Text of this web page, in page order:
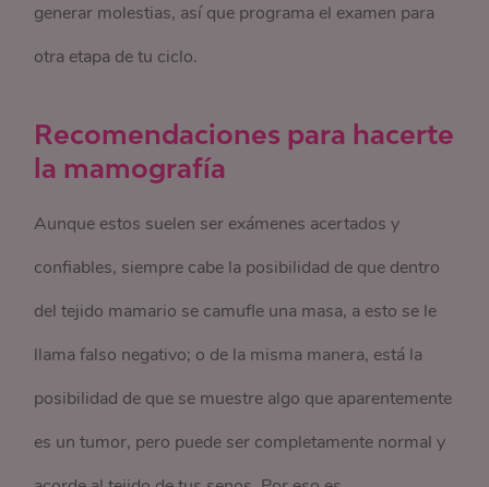
generar molestias, así que programa el examen para
otra etapa de tu ciclo.
Recomendaciones para hacerte
la mamografía
Aunque estos suelen ser exámenes acertados y
confiables, siempre cabe la posibilidad de que dentro
del tejido mamario se camufle una masa, a esto se le
llama falso negativo; o de la misma manera, está la
posibilidad de que se muestre algo que aparentemente
es un tumor, pero puede ser completamente normal y